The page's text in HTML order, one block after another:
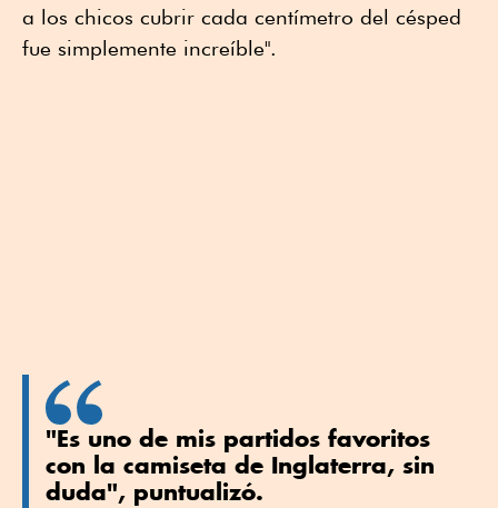
a los chicos cubrir cada centímetro del césped
fue simplemente increíble".
"Es uno de mis partidos favoritos
con la camiseta de Inglaterra, sin
duda", puntualizó.